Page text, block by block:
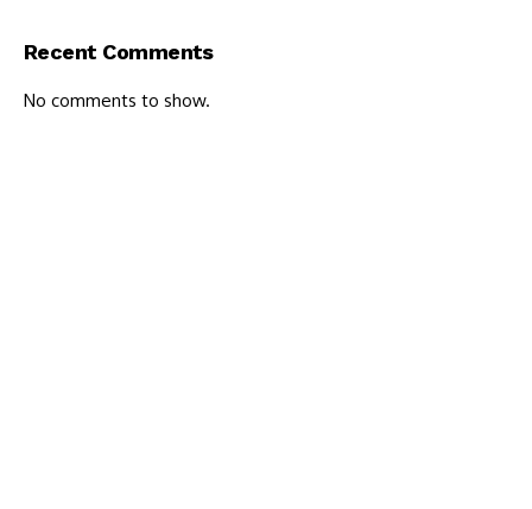
Recent Comments
No comments to show.